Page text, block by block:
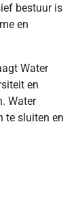
bestuur is
en
Water
en
Water
te sluiten en